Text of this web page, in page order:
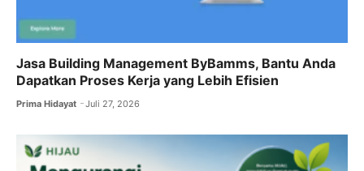
Jasa Building Management ByBamms, Bantu Anda
Dapatkan Proses Kerja yang Lebih Efisien
Prima Hidayat Juli 27, 2026